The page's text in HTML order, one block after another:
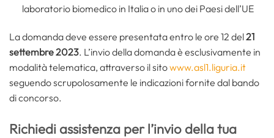
laboratorio biomedico in Italia o in uno dei Paesi dell’UE
La domanda deve essere presentata entro le ore 12 del21
settembre 2023. L’invio della domanda è esclusivamente in
modalità telematica, attraverso il sitowww.asl1.liguria.it
seguendo scrupolosamente le indicazioni fornite dal bando
di concorso.
Richiedi assistenza per l’invio della tua